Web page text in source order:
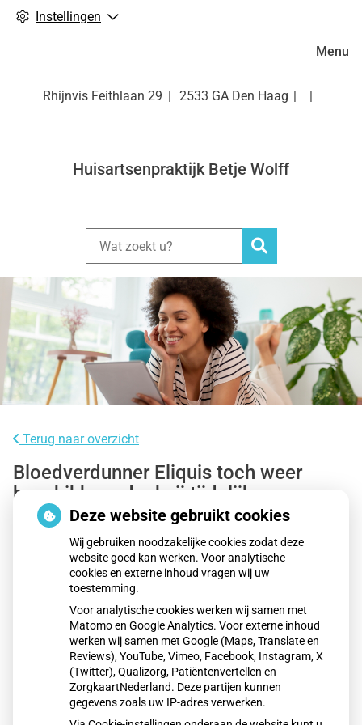
Instellingen
Rhijnvis Feithlaan 29 2533 GA Den Haag
Huisartsenpraktijk Betje Wolff
Zoeken
Menu
Terug naar overzicht
Bloedverdunner Eliquis toch weer
beschikbaar dankzij tijdelijke
afspraken
Bloedverdunner Eliquis is sinds 18 december 2025 weer
leverbaar aan apotheken dankzij tijdelijke afspraken
tussen groothandel Mosadex en fabrikant BMS. De eerdere
stop volgde op een prijsconflict. Door het akkoord hoeven
ruim 260.000 patiënten voorlopig niet over te stappen op
een ander middel. De partijen werken aan een structurele
oplossing.
Deze website gebruikt cookies
Wij gebruiken noodzakelijke cookies zodat deze
website goed kan werken. Voor analytische
cookies en externe inhoud vragen wij uw
toestemming.
Voor analytische cookies werken wij samen met
Matomo en Google Analytics. Voor externe inhoud
werken wij samen met Google (Maps, Translate en
Reviews), YouTube, Vimeo, Facebook, Instagram, X
(Twitter), Qualizorg, Patiëntenvertellen en
ZorgkaartNederland. Deze partijen kunnen
gegevens zoals uw IP-adres verwerken.